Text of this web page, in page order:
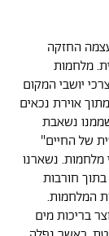
החזקה
מלחמות
יושבי המקום
אוירת נכאים
נשאבת
של החיים"
מלחמות. נשארנו
חורבות
המלחמות.
בריכות מים